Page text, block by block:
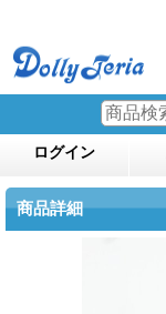
ログイン
商品詳細